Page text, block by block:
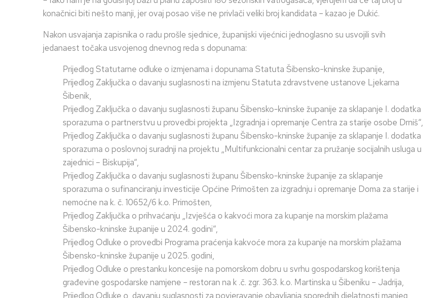
konačnici biti nešto manji, jer ovaj posao više ne privlači veliki broj kandidata – kazao je Dukić.
Nakon usvajanja zapisnika o radu prošle sjednice, županijski vijećnici jednoglasno su usvojili svih
jedanaest točaka usvojenog dnevnog reda s dopunama:
Prijedlog Statutarne odluke o izmjenama i dopunama Statuta Šibensko-kninske županije,
Prijedlog Zaključka o davanju suglasnosti na izmjenu Statuta zdravstvene ustanove Ljekarna
Šibenik,
Prijedlog Zaključka o davanju suglasnosti županu Šibensko-kninske županije za sklapanje I. dodatka
sporazuma o partnerstvu u provedbi projekta „Izgradnja i opremanje Centra za starije osobe Drniš“,
Prijedlog Zaključka o davanju suglasnosti županu Šibensko-kninske županije za sklapanje I. dodatka
sporazuma o poslovnoj suradnji na projektu „Multifunkcionalni centar za pružanje socijalnih usluga u
zajednici – Biskupija“,
Prijedlog Zaključka o davanju suglasnosti županu Šibensko-kninske županije za sklapanje
sporazuma o sufinanciranju investicije Općine Primošten za izgradnju i opremanje Doma za starije i
nemoćne na k. č. 10652/6 k.o. Primošten,
Prijedlog Zaključka o prihvaćanju „Izvješća o kakvoći mora za kupanje na morskim plažama
Šibensko-kninske županije u 2024. godini“,
Prijedlog Odluke o provedbi Programa praćenja kakvoće mora za kupanje na morskim plažama
Šibensko-kninske županije u 2025. godini,
Prijedlog Odluke o prestanku koncesije na pomorskom dobru u svrhu gospodarskog korištenja
građevine gospodarske namjene – restoran na k .č. zgr. 363. k.o. Martinska u Šibeniku – Jadrija,
Prijedlog Odluke o davanju suglasnosti za povjeravanje obavljanja sporednih djelatnosti manjeg